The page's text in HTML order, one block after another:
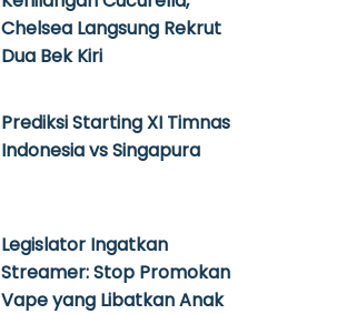
Chelsea Langsung Rekrut
Dua Bek Kiri
Prediksi Starting XI Timnas
Indonesia vs Singapura
Legislator Ingatkan
Streamer: Stop Promokan
Vape yang Libatkan Anak